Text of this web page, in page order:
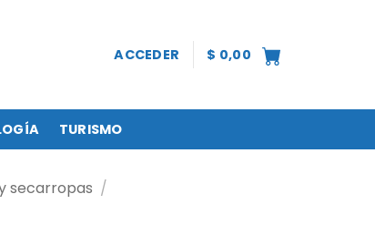
ACCEDER $ 0,00
TURISMO
secarropas /